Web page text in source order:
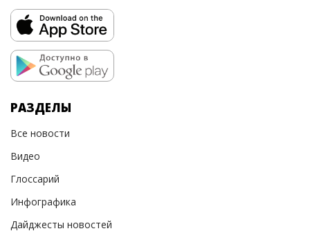
РАЗДЕЛЫ
Все новости
Видео
Глоссарий
Инфографика
Дайджесты новостей